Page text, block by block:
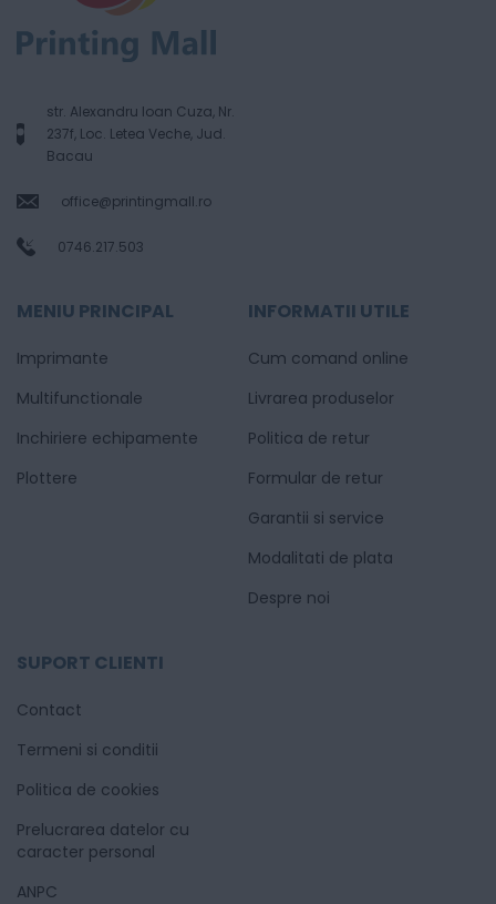
str. Alexandru Ioan Cuza, Nr.
237f, Loc. Letea Veche, Jud.
Bacau
office@printingmall.ro
0746.217.503
MENIU PRINCIPAL
Imprimante
Multifunctionale
Inchiriere echipamente
Plottere
INFORMATII UTILE
Cum comand online
Livrarea produselor
Politica de retur
Formular de retur
Garantii si service
Modalitati de plata
Despre noi
SUPORT CLIENTI
Contact
Termeni si conditii
Politica de cookies
Prelucrarea datelor cu
caracter personal
ANPC